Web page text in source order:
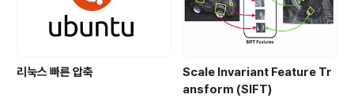
리눅스 빠른 압축
Scale Invariant Feature Tr
ansform (SIFT)